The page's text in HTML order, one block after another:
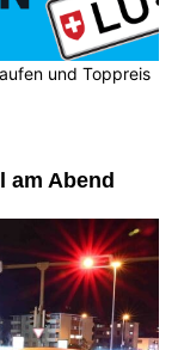
und Toppreis
am Abend